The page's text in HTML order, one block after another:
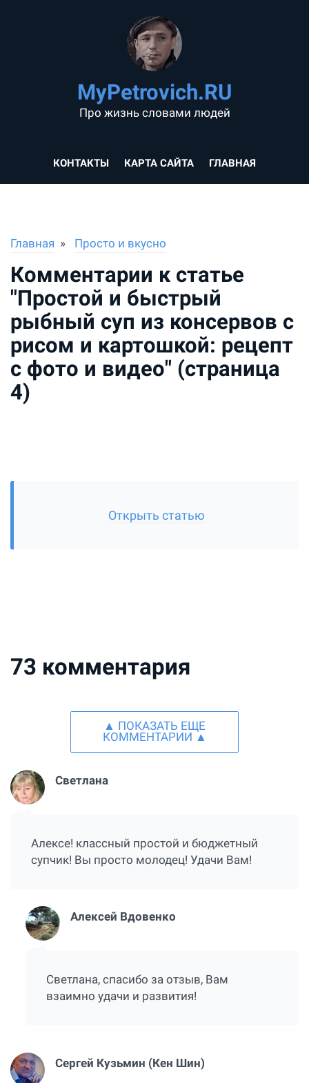
MyPetrovich.RU
Про жизнь словами людей
КОНТАКТЫ КАРТА САЙТА ГЛАВНАЯ
Главная Просто и вкусно
Комментарии к статье
"Простой и быстрый
рыбный суп из консервов с
рисом и картошкой: рецепт
с фото и видео" (страница
4)
Открыть статью
73 комментария
▲ ПОКАЗАТЬ ЕЩЕ
КОММЕНТАРИИ ▲
Светлана
Алексе! классный простой и бюджетный
супчик! Вы просто молодец! Удачи Вам!
Алексей Вдовенко
Светлана, спасибо за отзыв, Вам
взаимно удачи и развития!
Сергей Кузьмин (Кен Шин)